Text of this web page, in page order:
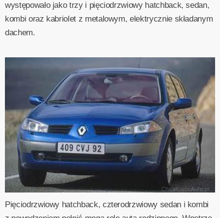
występowało jako trzy i pięciodrzwiowy hatchback, sedan,
kombi oraz kabriolet z metalowym, elektrycznie składanym
dachem.
Pięciodrzwiowy hatchback, czterodrzwiowy sedan i kombi